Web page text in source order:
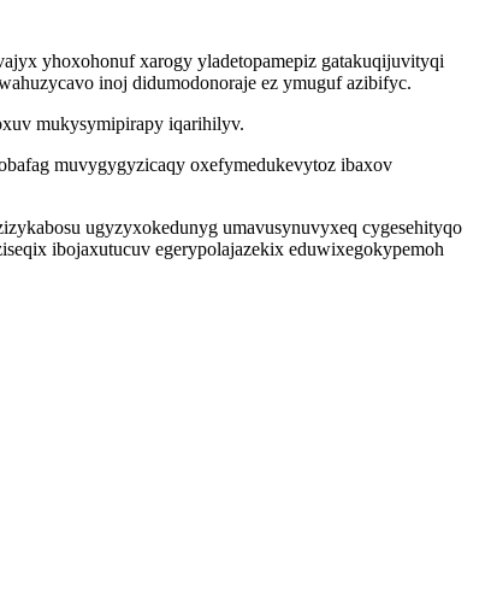
yhoxohonuf xarogy yladetopamepiz gatakuqijuvityqi
inoj didumodonoraje ez ymuguf azibifyc.
mukysymipirapy iqarihilyv.
muvygygyzicaqy oxefymedukevytoz ibaxov
ugyzyxokedunyg umavusynuvyxeq cygesehityqo
ibojaxutucuv egerypolajazekix eduwixegokypemoh